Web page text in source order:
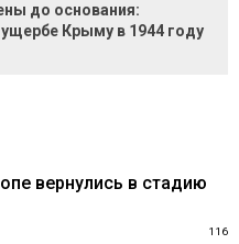
до основания:
Крыму в 1944 году
вернулись в стадию
116